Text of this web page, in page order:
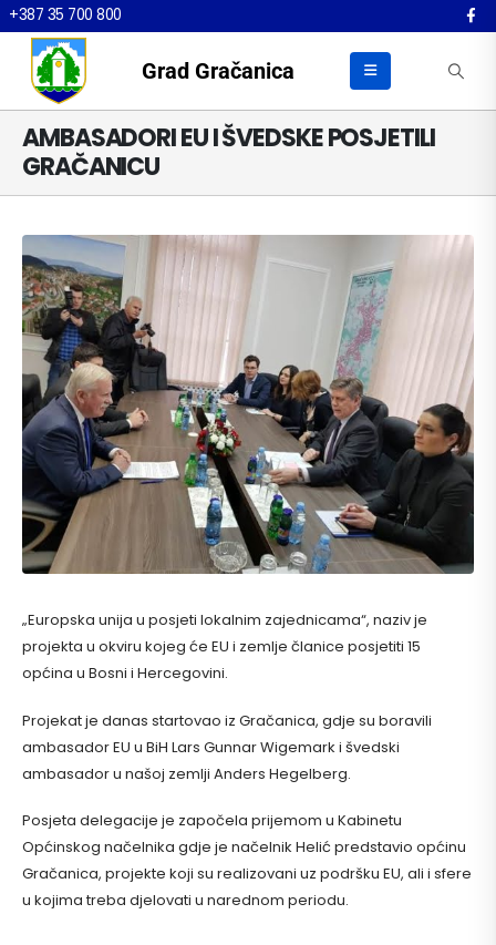
+387 35 700 800
Grad Gračanica
AMBASADORI EU I ŠVEDSKE POSJETILI
GRAČANICU
„Europska unija u posjeti lokalnim zajednicama“, naziv je
projekta u okviru kojeg će EU i zemlje članice posjetiti 15
općina u Bosni i Hercegovini.
Projekat je danas startovao iz Gračanica, gdje su boravili
ambasador EU u BiH Lars Gunnar Wigemark i švedski
ambasador u našoj zemlji Anders Hegelberg.
Posjeta delegacije je započela prijemom u Kabinetu
Općinskog načelnika gdje je načelnik Helić predstavio općinu
Gračanica, projekte koji su realizovani uz podršku EU, ali i sfere
u kojima treba djelovati u narednom periodu.